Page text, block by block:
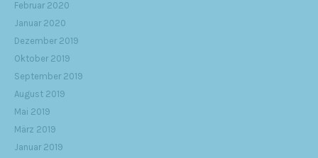
Februar 2020
Januar 2020
Dezember 2019
Oktober 2019
September 2019
August 2019
Mai 2019
März 2019
Januar 2019